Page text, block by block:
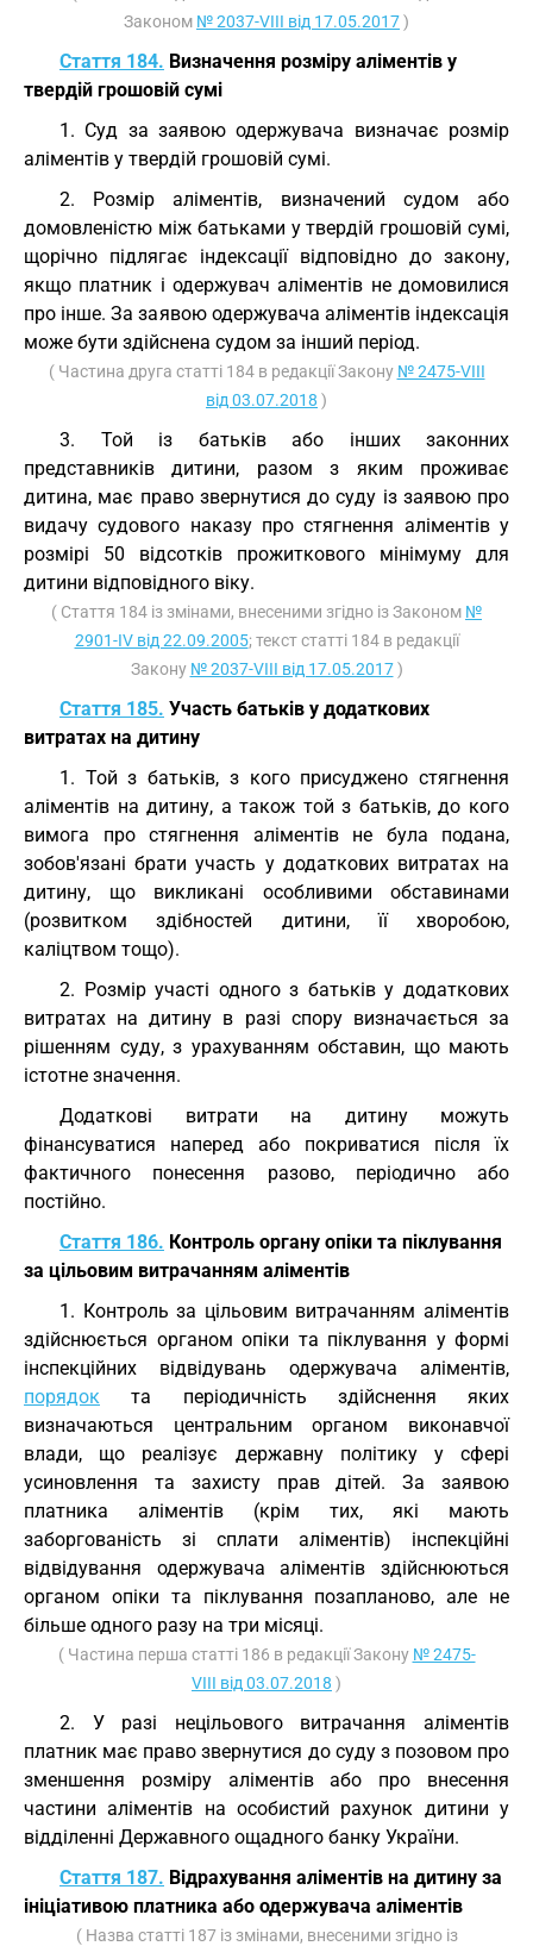
Законом № 2037-VIII від 17.05.2017)
Стаття 184. Визначення розміру аліментів у
твердій грошовій сумі
1. Суд за заявою одержувача визначає розмір
аліментів у твердій грошовій сумі.
2. Розмір аліментів, визначений судом або
домовленістю між батьками у твердій грошовій сумі,
щорічно підлягає індексації відповідно до закону,
якщо платник і одержувач аліментів не домовилися
про інше. За заявою одержувача аліментів індексація
може бути здійснена судом за інший період.
( Частина друга статті 184 в редакції Закону № 2475-VIII
від 03.07.2018 )
3. Той із батьків або інших законних
представників дитини, разом з яким проживає
дитина, має право звернутися до суду із заявою про
видачу судового наказу про стягнення аліментів у
розмірі 50 відсотків прожиткового мінімуму для
дитини відповідного віку.
( Стаття 184 із змінами, внесеними згідно із Законом №
2901-IV від 22.09.2005; текст статті 184 в редакції
Закону № 2037-VIII від 17.05.2017)
Стаття 185. Участь батьків у додаткових
витратах на дитину
1. Той з батьків, з кого присуджено стягнення
аліментів на дитину, а також той з батьків, до кого
вимога про стягнення аліментів не була подана,
зобов'язані брати участь у додаткових витратах на
дитину, що викликані особливими обставинами
(розвитком здібностей дитини, її хворобою,
каліцтвом тощо).
2. Розмір участі одного з батьків у додаткових
витратах на дитину в разі спору визначається за
рішенням суду, з урахуванням обставин, що мають
істотне значення.
Додаткові витрати на дитину можуть
фінансуватися наперед або покриватися після їх
фактичного понесення разово, періодично або
постійно.
Стаття 186. Контроль органу опіки та піклування
за цільовим витрачанням аліментів
1. Контроль за цільовим витрачанням аліментів
здійснюється органом опіки та піклування у формі
інспекційних відвідувань одержувача аліментів,
порядок та періодичність здійснення яких
визначаються центральним органом виконавчої
влади, що реалізує державну політику у сфері
усиновлення та захисту прав дітей. За заявою
платника аліментів (крім тих, які мають
заборгованість зі сплати аліментів) інспекційні
відвідування одержувача аліментів здійснюються
органом опіки та піклування позапланово, але не
більше одного разу на три місяці.
( Частина перша статті 186 в редакції Закону № 2475-
VIII від 03.07.2018 )
2. У разі нецільового витрачання аліментів
платник має право звернутися до суду з позовом про
зменшення розміру аліментів або про внесення
частини аліментів на особистий рахунок дитини у
відділенні Державного ощадного банку України.
Стаття 187. Відрахування аліментів на дитину за
ініціативою платника або одержувача аліментів
( Назва статті 187 із змінами, внесеними згідно із